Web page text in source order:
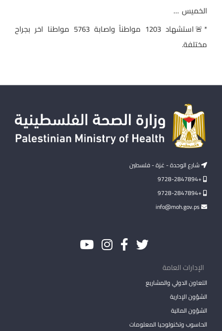
الخميس …
*🚨استشهاد 1203 مواطناً واصابة 5763 مواطنا اخر بجراح
مختلفة.
شارع الوحدة - غزة - فلسطين
+9728-2847894
+9728-2847894
الإدارات العامة
التعاون الدولي والمشاريع
الشؤون الإدارية
الشؤون المالية
الحاسوب وتكنولوجيا المعلومات